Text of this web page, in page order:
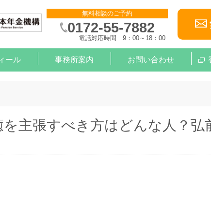
無料相談のご予約
0172-55-7882
電話対応時間 9：00～18：00
ール 事務所案内 お問い合わせ
を主張すべき方はどんな人？弘